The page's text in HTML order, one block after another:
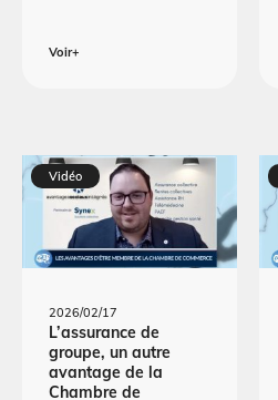
Voir+
Vidéo
2026/02/17
L’assurance de
groupe, un autre
avantage de la
Chambre de